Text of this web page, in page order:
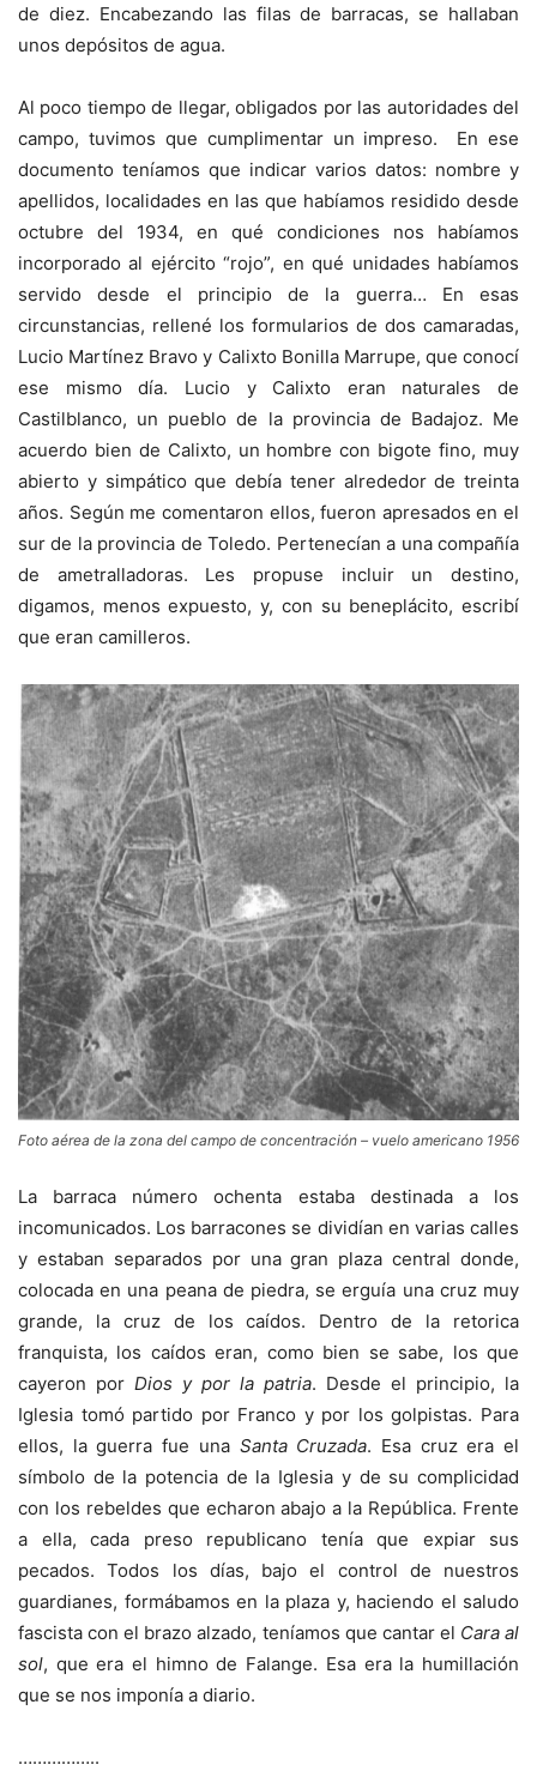
de diez. Encabezando las filas de barracas, se hallaban
unos depósitos de agua.
Al poco tiempo de llegar, obligados por las autoridades del
campo, tuvimos que cumplimentar un impreso. En ese
documento teníamos que indicar varios datos: nombre y
apellidos, localidades en las que habíamos residido desde
octubre del 1934, en qué condiciones nos habíamos
incorporado al ejército “rojo”, en qué unidades habíamos
servido desde el principio de la guerra… En esas
circunstancias, rellené los formularios de dos camaradas,
Lucio Martínez Bravo y Calixto Bonilla Marrupe, que conocí
ese mismo día. Lucio y Calixto eran naturales de
Castilblanco, un pueblo de la provincia de Badajoz. Me
acuerdo bien de Calixto, un hombre con bigote fino, muy
abierto y simpático que debía tener alrededor de treinta
años. Según me comentaron ellos, fueron apresados en el
sur de la provincia de Toledo. Pertenecían a una compañía
de ametralladoras. Les propuse incluir un destino,
digamos, menos expuesto, y, con su beneplácito, escribí
que eran camilleros.
Foto aérea de la zona del campo de concentración – vuelo americano 1956
La barraca número ochenta estaba destinada a los
incomunicados. Los barracones se dividían en varias calles
y estaban separados por una gran plaza central donde,
colocada en una peana de piedra, se erguía una cruz muy
grande, la cruz de los caídos. Dentro de la retorica
franquista, los caídos eran, como bien se sabe, los que
cayeron por Dios y por la patria. Desde el principio, la
Iglesia tomó partido por Franco y por los golpistas. Para
ellos, la guerra fue una Santa Cruzada. Esa cruz era el
símbolo de la potencia de la Iglesia y de su complicidad
con los rebeldes que echaron abajo a la República. Frente
a ella, cada preso republicano tenía que expiar sus
pecados. Todos los días, bajo el control de nuestros
guardianes, formábamos en la plaza y, haciendo el saludo
fascista con el brazo alzado, teníamos que cantar el Cara al
sol, que era el himno de Falange. Esa era la humillación
que se nos imponía a diario.
……………..